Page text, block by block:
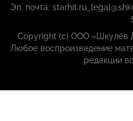
Эл. почта:
Copyright (с) ООО «Шкулёв
Любое воспроизведение
редакции